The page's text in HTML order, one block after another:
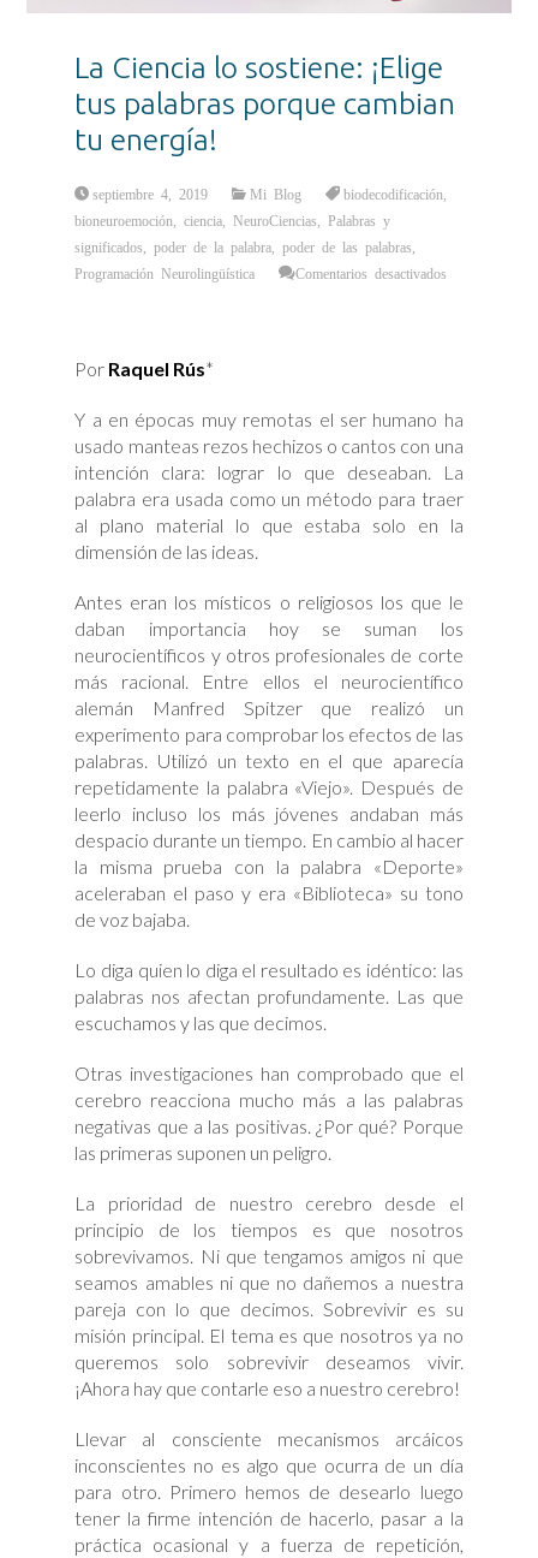
La Ciencia lo sostiene: ¡Elige
tus palabras porque cambian
tu energía!
septiembre 4, 2019 Mi Blog biodecodificación
bioneuroemoción
,ciencia NeuroCiencias
Palabras y
significados
,poder de la palabra ,poder de las palabras
Programación Neurolingüística
Comentarios desactivados
¡Elige
tus
cambian
energía!
Por Raquel Rús*
Y a en épocas muy remotas el ser humano ha
usado manteas rezos hechizos o cantos con una
intención clara: lograr lo que deseaban. La
palabra era usada como un método para traer
al plano material lo que estaba solo en la
dimensión de las ideas.
Antes eran los místicos o religiosos los que le
daban importancia hoy se suman los
neurocientíficos y otros profesionales de corte
más racional. Entre ellos el neurocientífico
alemán Manfred Spitzer que realizó un
experimento para comprobar los efectos de las
palabras. Utilizó un texto en el que aparecía
repetidamente la palabra «Viejo». Después de
leerlo incluso los más jóvenes andaban más
despacio durante un tiempo. En cambio al hacer
la misma prueba con la palabra «Deporte»
aceleraban el paso y era «Biblioteca» su tono
de voz bajaba.
Lo diga quien lo diga el resultado es idéntico: las
palabras nos afectan profundamente. Las que
escuchamos y las que decimos.
Otras investigaciones han comprobado que el
cerebro reacciona mucho más a las palabras
negativas que a las positivas. ¿Por qué? Porque
las primeras suponen un peligro.
La prioridad de nuestro cerebro desde el
principio de los tiempos es que nosotros
sobrevivamos. Ni que tengamos amigos ni que
seamos amables ni que no dañemos a nuestra
pareja con lo que decimos. Sobrevivir es su
misión principal. El tema es que nosotros ya no
queremos solo sobrevivir deseamos vivir.
¡Ahora hay que contarle eso a nuestro cerebro!
Llevar al consciente mecanismos arcáicos
inconscientes no es algo que ocurra de un día
para otro. Primero hemos de desearlo luego
tener la firme intención de hacerlo, pasar a la
práctica ocasional y a fuerza de repetición,